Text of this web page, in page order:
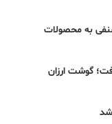
به محصولات
کاهش یافت؛ گوشت ارزان
شد